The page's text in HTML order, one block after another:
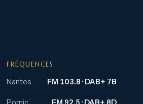
FRÉQUENCES
Nantes FM 103.8 · DAB+ 7B